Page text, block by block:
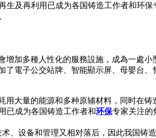
生及再利用已成为各国铸造工作者和
加多種人性化的服務設施，成為一處
電子公交站牌、智能顯示屏、母嬰台
用大量的能源和多种原辅材料，同时在
已成为各国铸造工作者和环保专家关注的
、设备和管理又相对落后，因此我国